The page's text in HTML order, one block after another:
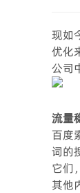
现如
优化
公司
流量
百度
词的
它们
其他